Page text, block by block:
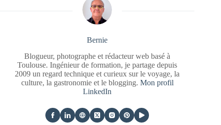
Bernie
Blogueur, photographe et rédacteur web basé à
Toulouse. Ingénieur de formation, je partage depuis
2009 un regard technique et curieux sur le voyage, la
culture, la gastronomie et le blogging. Mon profil
LinkedIn